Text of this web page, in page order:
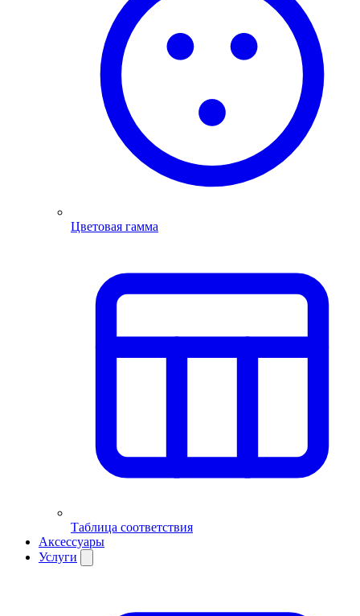
Цветовая гамма
Таблица соответствия
Аксессуары
Услуги